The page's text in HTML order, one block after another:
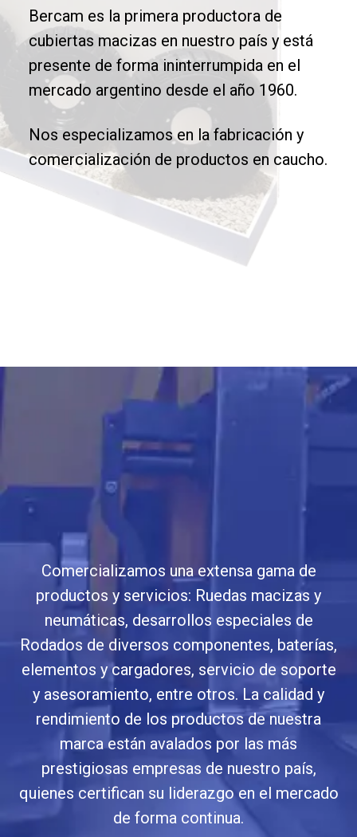
Bercam es la primera productora de
cubiertas macizas en nuestro país y está
presente de forma ininterrumpida en el
mercado argentino desde el año 1960.
Nos especializamos en la fabricación y
comercialización de productos en caucho.
Comercializamos una extensa gama de
productos y servicios: Ruedas macizas y
neumáticas, desarrollos especiales de
Rodados de diversos componentes, baterías,
elementos y cargadores, servicio de soporte
y asesoramiento, entre otros. La calidad y
rendimiento de los productos de nuestra
marca están avalados por las más
prestigiosas empresas de nuestro país,
quienes certifican su liderazgo en el mercado
de forma continua.